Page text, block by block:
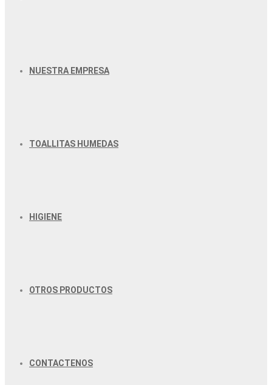
NUESTRA EMPRESA
TOALLITAS HUMEDAS
HIGIENE
OTROS PRODUCTOS
CONTACTENOS